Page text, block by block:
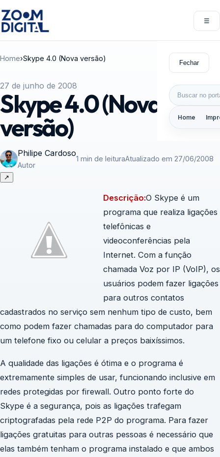
☰
Fechar
Buscar por:
Home
Home›Skype 4.0 (Nova versão)
27 de junho de 2008
Skype 4.0 (Nova
versão)
Philipe Cardoso
Autor
1 min de leituraAtualizado em 27/06/2008
↗
Descrição:O Skype é um
programa que realiza ligações
telefônicas e
videoconferências pela
Internet. Com a função
chamada Voz por IP (VoIP), os
usuários podem fazer ligações
para outros contatos
cadastrados no serviço sem nenhum tipo de custo, bem
como podem fazer chamadas para do computador para
um telefone fixo ou celular a preços baixíssimos.
A qualidade das ligações é ótima e o programa é
extremamente simples de usar, funcionando inclusive em
redes protegidas por firewall. Outro ponto forte do
Skype é a segurança, pois as ligações trafegam
criptografadas pela rede P2P do programa. Para fazer
ligações gratuitas para outras pessoas é necessário que
elas também tenham o programa instalado e que ambos